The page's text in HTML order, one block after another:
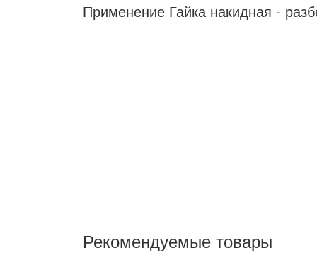
Применение Гайка накидная -
Рекомендуемые товары